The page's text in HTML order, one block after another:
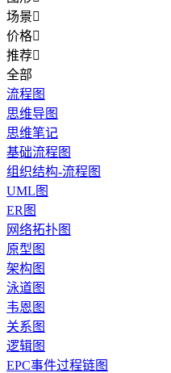
场景
价格
推荐
全部
流程图
思维导图
思维笔记
基础流程图
组织结构-流程图
UML图
ER图
网络拓扑图
原型图
架构图
泳道图
韦恩图
关系图
逻辑图
EPC事件过程链图